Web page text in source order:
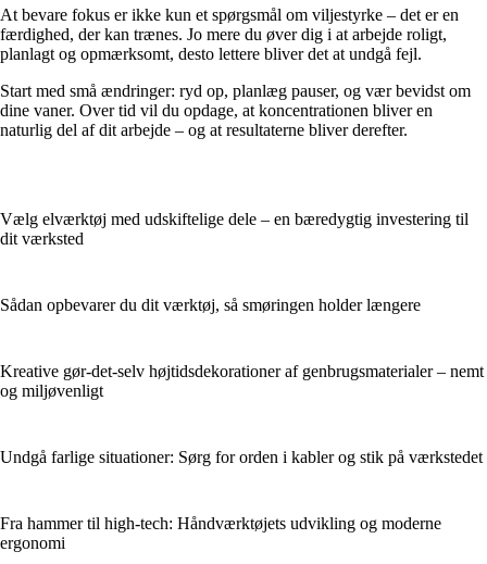
At bevare fokus er ikke kun et spørgsmål om viljestyrke – det er en
færdighed, der kan trænes. Jo mere du øver dig i at arbejde roligt,
planlagt og opmærksomt, desto lettere bliver det at undgå fejl.
Start med små ændringer: ryd op, planlæg pauser, og vær bevidst om
dine vaner. Over tid vil du opdage, at koncentrationen bliver en
naturlig del af dit arbejde – og at resultaterne bliver derefter.
Vælg elværktøj med udskiftelige dele – en bæredygtig investering til
dit værksted
Sådan opbevarer du dit værktøj, så smøringen holder længere
Kreative gør-det-selv højtidsdekorationer af genbrugsmaterialer – nemt
og miljøvenligt
Undgå farlige situationer: Sørg for orden i kabler og stik på værkstedet
Fra hammer til high-tech: Håndværktøjets udvikling og moderne
ergonomi